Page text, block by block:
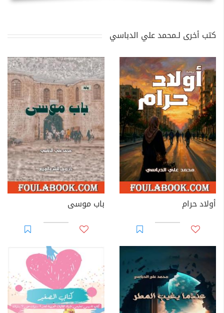
كتب أخرى لـمحمد علي الدباسي
أولاد حرام باب موسى